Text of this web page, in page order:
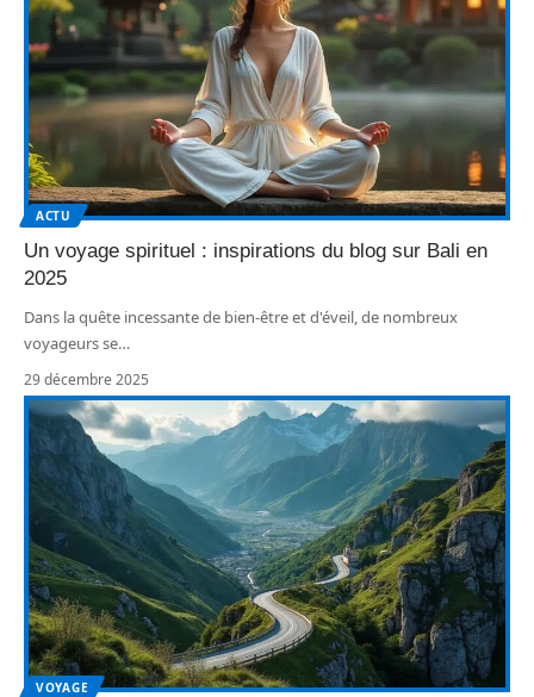
ACTU
Un voyage spirituel : inspirations du blog sur Bali en
2025
Dans la quête incessante de bien-être et d'éveil, de nombreux
voyageurs se…
29 décembre 2025
VOYAGE